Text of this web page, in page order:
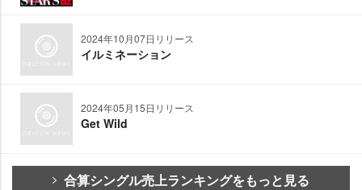
2024年10月07日リリース
イルミネーション
2024年05月15日リリース
Get Wild
合算シングル売上ランキングをもっと見る